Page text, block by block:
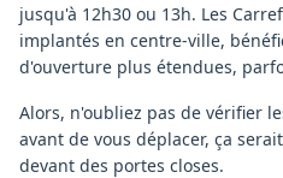
jusqu'à 12h30 ou 13h. Les
implantés en centre-ville,
d'ouverture plus étendues,
Alors, n'oubliez pas de vérifier
avant de vous déplacer, ça
devant des portes closes.